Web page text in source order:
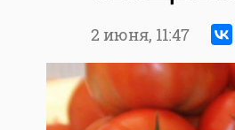
2 июня, 11:47